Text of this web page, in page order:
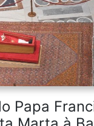
Papa